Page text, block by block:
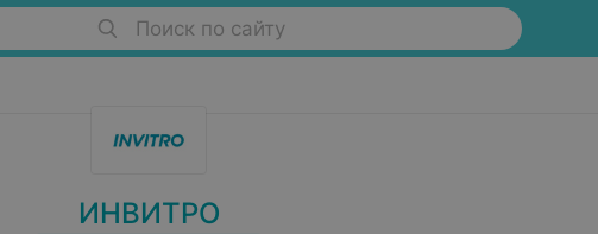
Поиск по сайту
ИНВИТРО